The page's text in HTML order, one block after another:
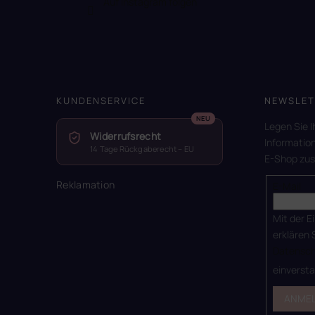
KUNDENSERVICE
Widerrufsrecht
14 Tage Rückgaberecht – EU
Reklamation
Legen Sie
E-Shop
Mit der
erklären